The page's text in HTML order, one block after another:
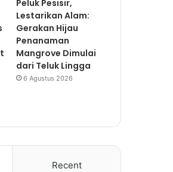
Peluk Pesisir,
Lestarikan Alam:
Gerakan Hijau
Penanaman
Mangrove Dimulai
dari Teluk Lingga
6 Agustus 2026
Recent